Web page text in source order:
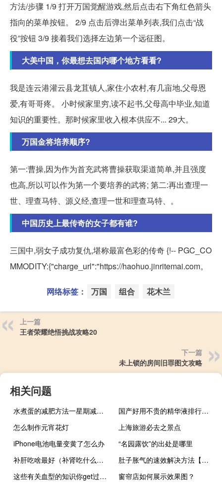
方法/步骤 1/9 打开万国觉醒游戏,然后点击右下角红色箭头
指向的菜单按钮。 2/9 点击后弹出菜单列表,我们点击“战
役”按钮 3/9 接着我们选择左边第一个远征图。
大美中国，你最想去国内哪个地方看看?
我是连云港灌云县龙苴镇人,家住小农村,有几亩地,父母恩
爱,有哥哥疼。 小时候家里穷,读不起书,父母高中毕业,知道
知识的重要性。那时候家里收入根本供应不... 29大。
万国金将培养顺序?
第一:曹操,因为作为首充武将曹操获取渠道简单,并且强度
也高,所以可以作为第一个要培养的武将; 第二:再出查理一
世、理查马特、源义经,查理一世和理查马特、。
中国历史上最传奇的女子都有谁?
三国中,弱女子成功复仇,堪称最富色彩的传奇 {!-- PGC_CO
MMODITY:{"charge_url":"https://haohuo.jinritemai.com。
网络标签： 万国 组合 花木兰
上一篇
王者荣耀绝悟挑战攻略20
下一篇
未上锁的房间旧罪图文攻略
相关问题
水煮蛋的减肥方法一星期减肥10斤暴瘦法（水煮蛋的减肥方法）
国产好用不贵的精华液排行榜10强
怎么制作元宵花灯
上海旅游必去之景点
iPhone电池电量变黄了怎么办
“名园露饮”的出处是哪里
补肝吃啥最好（补肾吃什么最好）
肚子胀气的速效解决方法【物理方法10~15分钟】
这些有关血型的知识你get过吗？
窗帘店如何展示效果图？